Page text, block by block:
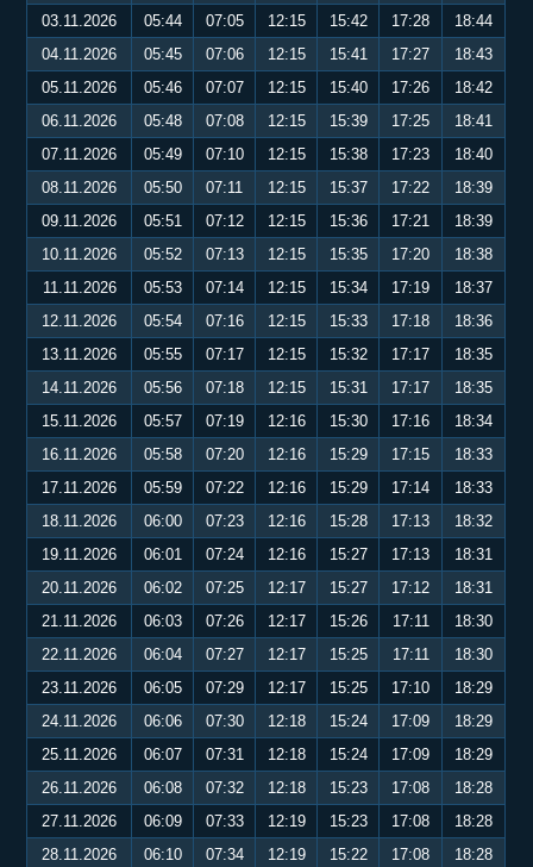
03.11.2026 05:44 07:05 12:15 15:42 17:28
18:44
04.11.2026
05:45 07:06 12:15 15:41 17:27
18:43
05.11.2026
05:46 07:07 12:15 15:40 17:26
18:42
06.11.2026
05:48 07:08 12:15 15:39 17:25
18:41
07.11.2026
05:49 07:10 12:15 15:38 17:23
18:40
08.11.2026
05:50 07:11 12:15 15:37 17:22
18:39
09.11.2026
05:51 07:12 12:15 15:36 17:21
18:39
10.11.2026
05:52 07:13 12:15 15:35 17:20
18:38
11.11.2026
05:53 07:14 12:15 15:34 17:19
18:37
12.11.2026
05:54 07:16 12:15 15:33 17:18
18:36
13.11.2026
05:55 07:17 12:15 15:32 17:17
18:35
14.11.2026
05:56 07:18 12:15 15:31 17:17
18:35
15.11.2026
05:57 07:19 12:16 15:30 17:16
18:34
16.11.2026
05:58 07:20 12:16 15:29 17:15
18:33
17.11.2026
05:59 07:22 12:16 15:29 17:14
18:33
18.11.2026
06:00 07:23 12:16 15:28 17:13
18:32
19.11.2026
06:01 07:24 12:16 15:27 17:13
18:31
20.11.2026
06:02 07:25 12:17 15:27 17:12
18:31
21.11.2026
06:03 07:26 12:17 15:26 17:11
18:30
22.11.2026
06:04 07:27 12:17 15:25 17:11
18:30
23.11.2026
06:05 07:29 12:17 15:25 17:10
18:29
24.11.2026
06:06 07:30 12:18 15:24 17:09
18:29
25.11.2026
06:07 07:31 12:18 15:24 17:09
18:29
26.11.2026
06:08 07:32 12:18 15:23 17:08
18:28
27.11.2026
06:09 07:33 12:19 15:23 17:08
18:28
28.11.2026
06:10 07:34 12:19 15:22 17:08
18:28